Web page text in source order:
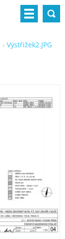
Výstřižek2.JPG